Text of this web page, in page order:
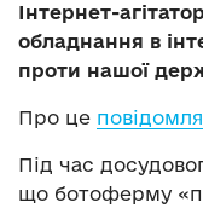
Інтернет-
обладнання в
проти нашої
Про це
Під час
що ботоферму